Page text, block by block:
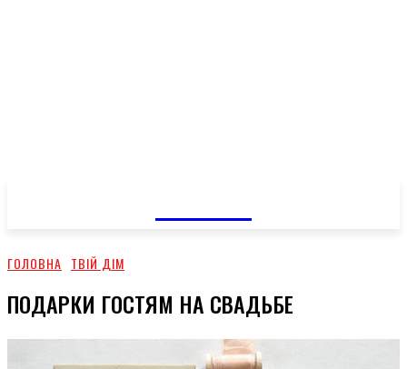
ГОЛОВНА ТВІЙ ДІМ
ПОДАРКИ ГОСТЯМ НА СВАДЬБЕ